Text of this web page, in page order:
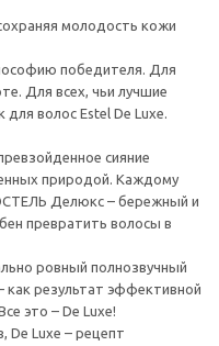
молодость кожи
победителя. Для
Для всех, чьи лучшие
волос Estel De Luxe.
сияние
природой. Каждому
Делюкс – бережный и
превратить волосы в
ровный полнозвучный
как результат эффективной
это – De Luxe!
De Luxe – рецепт